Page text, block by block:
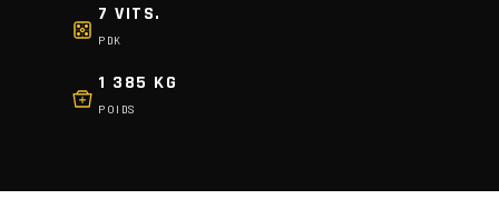
7 VITS.
PDK
1 385 KG
POIDS